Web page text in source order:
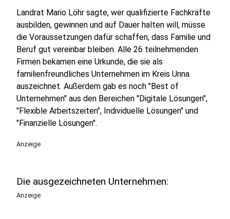
Landrat Mario Löhr sagte, wer qualifizierte Fachkräfte
ausbilden, gewinnen und auf Dauer halten will, müsse
die Voraussetzungen dafür schaffen, dass Familie und
Beruf gut vereinbar bleiben. Alle 26 teilnehmenden
Firmen bekamen eine Urkunde, die sie als
familienfreundliches Unternehmen im Kreis Unna
auszeichnet. Außerdem gab es noch "Best of
Unternehmen" aus den Bereichen "Digitale Lösungen",
"Flexible Arbeitszeiten", Individuelle Lösungen" und
"Finanzielle Lösungen".
Anzeige
Die ausgezeichneten Unternehmen:
Anzeige